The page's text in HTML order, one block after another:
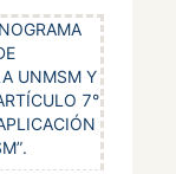
UNMSM Y
7°